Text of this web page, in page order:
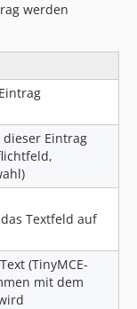
werden
Eintrag
Textfeld auf
(TinyMCE-
mit dem